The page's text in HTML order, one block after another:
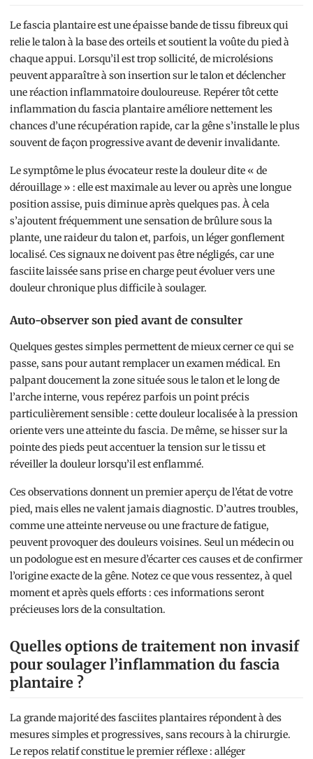
Le fascia plantaire est une épaisse bande de tissu fibreux qui
relie le talon à la base des orteils et soutient la voûte du pied à
chaque appui. Lorsqu’il est trop sollicité, de microlésions
peuvent apparaître à son insertion sur le talon et déclencher
une réaction inflammatoire douloureuse. Repérer tôt cette
inflammation du fascia plantaire améliore nettement les
chances d’une récupération rapide, car la gêne s’installe le plus
souvent de façon progressive avant de devenir invalidante.
Le symptôme le plus évocateur reste la douleur dite « de
dérouillage » : elle est maximale au lever ou après une longue
position assise, puis diminue après quelques pas. À cela
s’ajoutent fréquemment une sensation de brûlure sous la
plante, une raideur du talon et, parfois, un léger gonflement
localisé. Ces signaux ne doivent pas être négligés, car une
fasciite laissée sans prise en charge peut évoluer vers une
douleur chronique plus difficile à soulager.
Auto-observer son pied avant de consulter
Quelques gestes simples permettent de mieux cerner ce qui se
passe, sans pour autant remplacer un examen médical. En
palpant doucement la zone située sous le talon et le long de
l’arche interne, vous repérez parfois un point précis
particulièrement sensible : cette douleur localisée à la pression
oriente vers une atteinte du fascia. De même, se hisser sur la
pointe des pieds peut accentuer la tension sur le tissu et
réveiller la douleur lorsqu’il est enflammé.
Ces observations donnent un premier aperçu de l’état de votre
pied, mais elles ne valent jamais diagnostic. D’autres troubles,
comme une atteinte nerveuse ou une fracture de fatigue,
peuvent provoquer des douleurs voisines. Seul un médecin ou
un podologue est en mesure d’écarter ces causes et de confirmer
l’origine exacte de la gêne. Notez ce que vous ressentez, à quel
moment et après quels efforts : ces informations seront
précieuses lors de la consultation.
Quelles options de traitement non invasif
pour soulager l’inflammation du fascia
plantaire ?
La grande majorité des fasciites plantaires répondent à des
mesures simples et progressives, sans recours à la chirurgie.
Le repos relatif constitue le premier réflexe : alléger